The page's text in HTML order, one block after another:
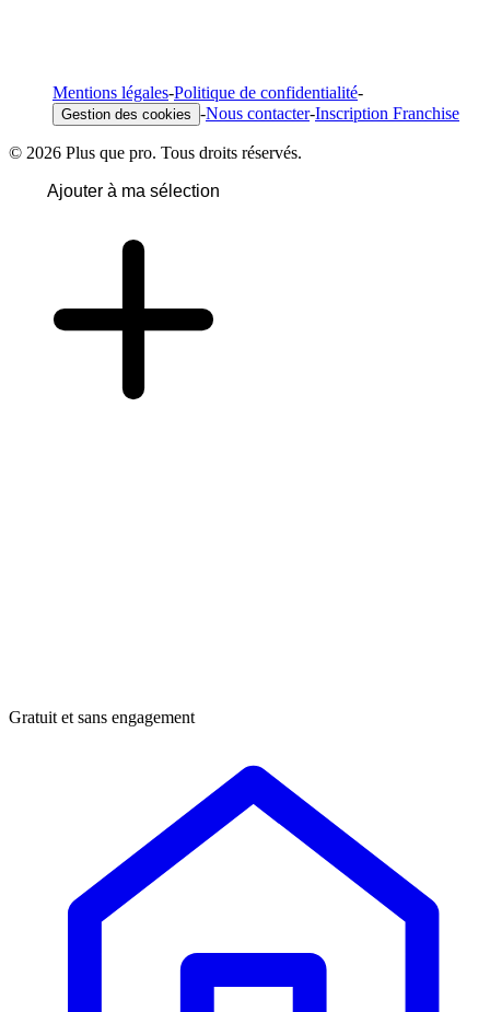
Mentions légales-Politique de confidentialité-
Gestion des cookies -Nous contacter-Inscription Franchise
© 2026 Plus que pro. Tous droits réservés.
Ajouter à ma sélection
Gratuit et sans engagement